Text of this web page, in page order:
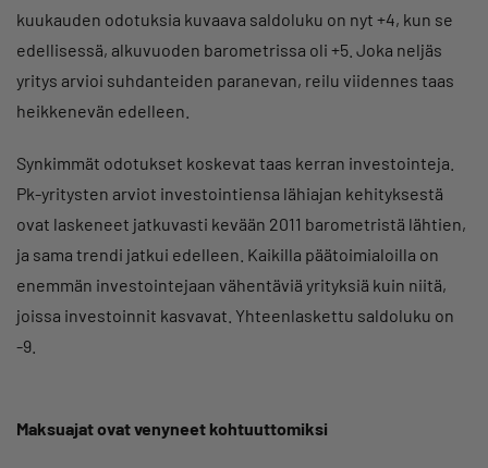
kuukauden odotuksia kuvaava saldoluku on nyt +4, kun se
edellisessä, alkuvuoden barometrissa oli +5. Joka neljäs
yritys arvioi suhdanteiden paranevan, reilu viidennes taas
heikkenevän edelleen.
Synkimmät odotukset koskevat taas kerran investointeja.
Pk-yritysten arviot investointiensa lähiajan kehityksestä
ovat laskeneet jatkuvasti kevään 2011 barometristä lähtien,
ja sama trendi jatkui edelleen. Kaikilla päätoimialoilla on
enemmän investointejaan vähentäviä yrityksiä kuin niitä,
joissa investoinnit kasvavat. Yhteenlaskettu saldoluku on
-9.
Maksuajat ovat venyneet kohtuuttomiksi